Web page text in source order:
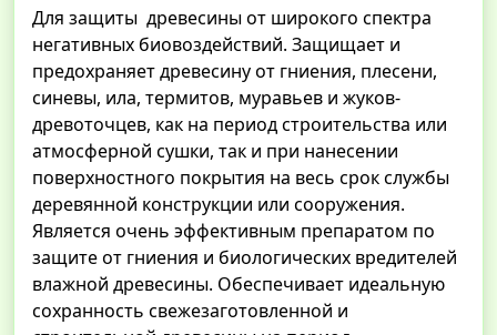
Для защиты древесины от широкого спектра
негативных биовоздействий. Защищает и
предохраняет древесину от гниения, плесени,
синевы, ила, термитов, муравьев и жуков-
древоточцев, как на период строительства или
атмосферной сушки, так и при нанесении
поверхностного покрытия на весь срок службы
деревянной конструкции или сооружения.
Является очень эффективным препаратом по
защите от гниения и биологических вредителей
влажной древесины. Обеспечивает идеальную
сохранность свежезаготовленной и